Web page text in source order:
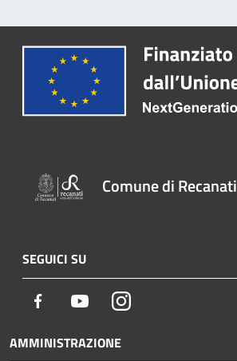
Comune di Recanati
SEGUICI SU
Facebook YoutubeInstagram
AMMINISTRAZIONE